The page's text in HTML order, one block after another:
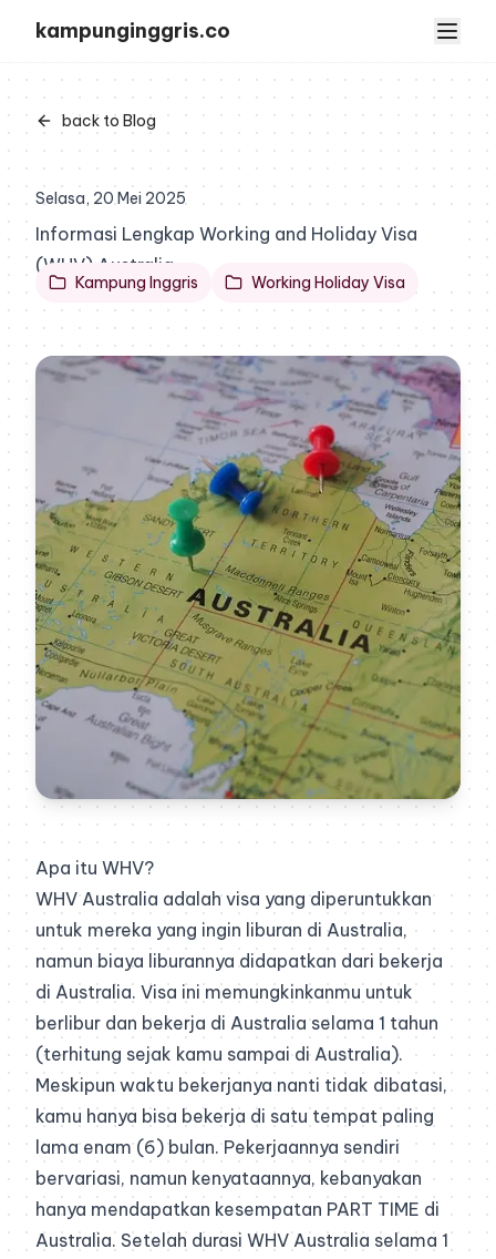
kampunginggris.co
back to Blog
Selasa, 20 Mei 2025
Informasi Lengkap Working and Holiday Visa
(WHV) Australia
Kampung Inggris Working Holiday Visa
Apa itu WHV?
WHV Australia adalah visa yang diperuntukkan
untuk mereka yang ingin liburan di Australia,
namun biaya liburannya didapatkan dari bekerja
di Australia. Visa ini memungkinkanmu untuk
berlibur dan bekerja di Australia selama 1 tahun
(terhitung sejak kamu sampai di Australia).
Meskipun waktu bekerjanya nanti tidak dibatasi,
kamu hanya bisa bekerja di satu tempat paling
lama enam (6) bulan. Pekerjaannya sendiri
bervariasi, namun kenyataannya, kebanyakan
hanya mendapatkan kesempatan PART TIME di
Australia. Setelah durasi WHV Australia selama 1